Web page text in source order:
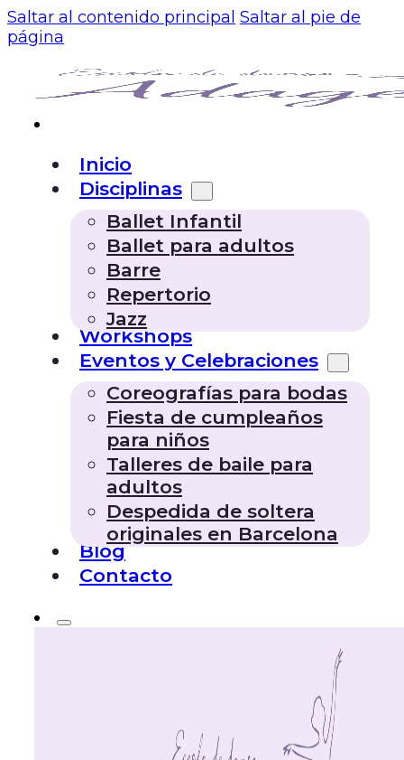
Saltar al contenido principal Saltar al pie de
página
Inicio
Disciplinas
Ballet Infantil
Ballet para adultos
Barre
Repertorio
Jazz
Workshops
Eventos y Celebraciones
Coreografías para bodas
Fiesta de cumpleaños
para niños
Talleres de baile para
adultos
Despedida de soltera
originales en Barcelona
Blog
Contacto